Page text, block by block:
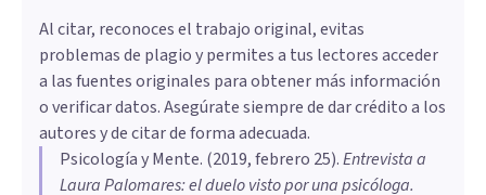
Al citar, reconoces el trabajo original, evitas
problemas de plagio y permites a tus lectores acceder
a las fuentes originales para obtener más información
o verificar datos. Asegúrate siempre de dar crédito a los
autores y de citar de forma adecuada.
Psicología y Mente. (2019, febrero 25).Entrevista a
Laura Palomares: el duelo visto por una psicóloga.